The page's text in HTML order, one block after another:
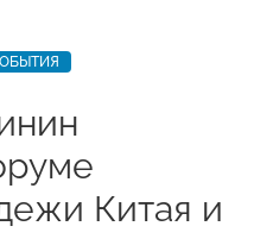
Китая и